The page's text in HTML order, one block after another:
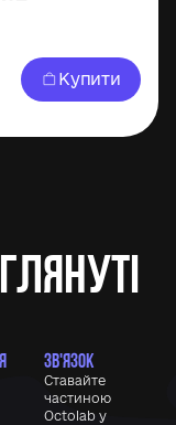
Купити
ЗВ'ЯЗОК
Ставайте
частиною
Octolab у